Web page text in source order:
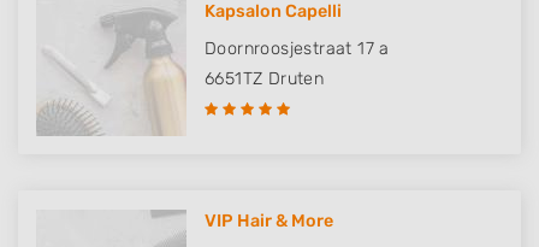
Kapsalon Capelli
Doornroosjestraat 17 a
6651TZ Druten
VIP Hair & More